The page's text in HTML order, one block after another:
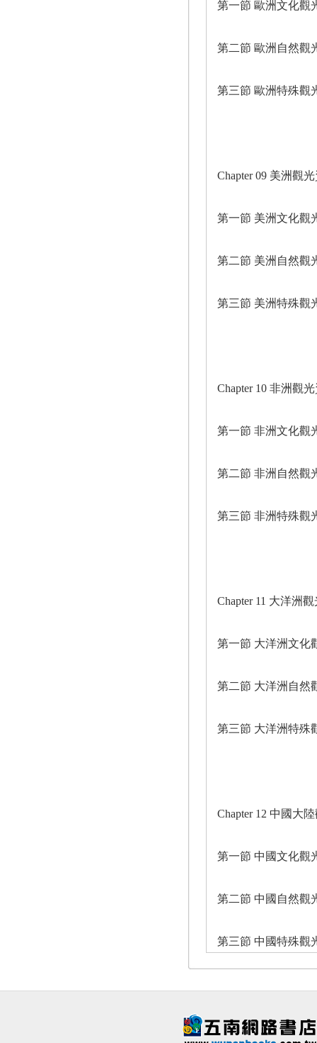
第一節 歐洲文化觀
第二節 歐洲自然觀
第三節 歐洲特殊觀
Chapter 09 美洲觀
第一節 美洲文化觀
第二節 美洲自然觀
第三節 美洲特殊觀
Chapter 10 非洲觀
第一節 非洲文化觀
第二節 非洲自然觀
第三節 非洲特殊觀
Chapter 11 大洋洲
第一節 大洋洲文化
第二節 大洋洲自然
第三節 大洋洲特殊
Chapter 12 中國大
第一節 中國文化觀
第二節 中國自然觀
第三節 中國特殊觀